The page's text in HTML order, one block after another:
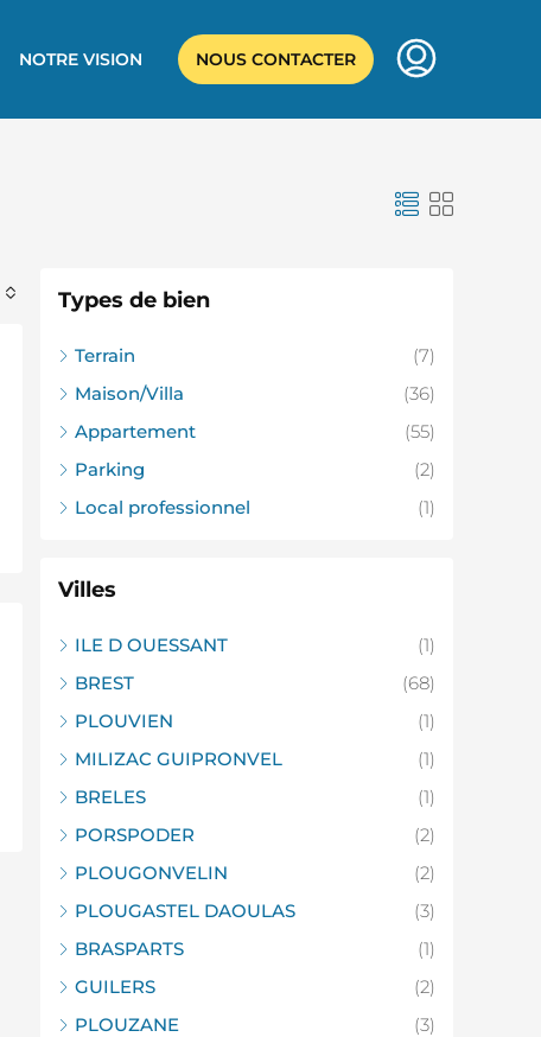
NOTRE VISION NOUS CONTACTER
Types de bien
Terrain
(7)
Maison/Villa
(36)
Appartement
(55)
Parking
(2)
Local professionnel
(1)
Villes
ILE D OUESSANT
(1)
BREST
(68)
PLOUVIEN
(1)
MILIZAC GUIPRONVEL
(1)
BRELES
(1)
PORSPODER
(2)
PLOUGONVELIN
(2)
PLOUGASTEL DAOULAS
(3)
BRASPARTS
(1)
GUILERS
(2)
PLOUZANE
(3)